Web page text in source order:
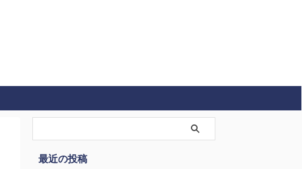
最近の投稿